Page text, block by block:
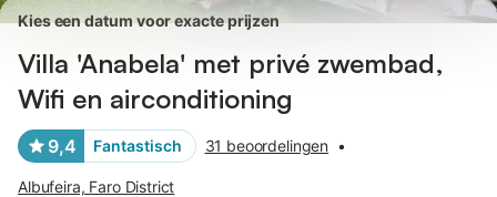
Kies een datum voor exacte prijzen
Villa 'Anabela' met privé zwembad,
Wifi en airconditioning
9,4 Fantastisch 31 beoordelingen •
Albufeira, Faro District